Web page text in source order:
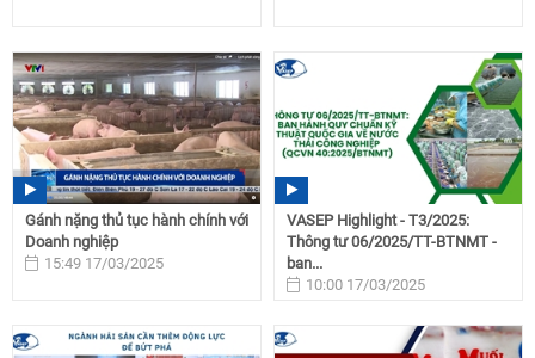
Gánh nặng thủ tục hành chính với
Doanh nghiệp
15:49 17/03/2025
VASEP Highlight - T3/2025:
Thông tư 06/2025/TT-BTNMT -
ban...
10:00 17/03/2025